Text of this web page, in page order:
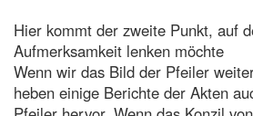
Hier kommt der zweite Punkt, auf
Aufmerksamkeit lenken möchte
Wenn wir das Bild der Pfeiler
heben einige Berichte der Akten